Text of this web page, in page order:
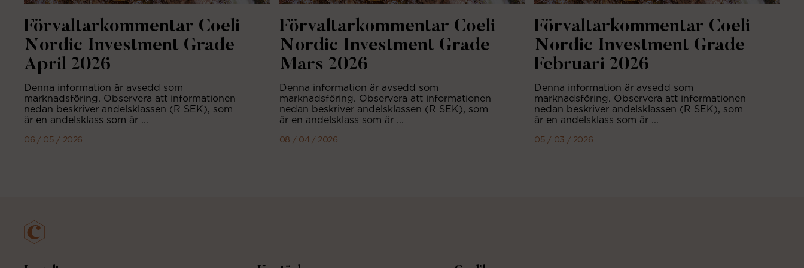
Förvaltarkommentar Coeli
Nordic Investment Grade
April 2026
Denna information är avsedd som
marknadsföring. Observera att informationen
nedan beskriver andelsklassen (R SEK), som
är en andelsklass som är ...
06 / 05 / 2026
Förvaltarkommentar Coeli
Nordic Investment Grade
Mars 2026
Denna information är avsedd som
marknadsföring. Observera att informationen
nedan beskriver andelsklassen (R SEK), som
är en andelsklass som är ...
08 / 04 / 2026
Förvaltarkommentar Coeli
Nordic Investment Grade
Februari 2026
Denna information är avsedd som
marknadsföring. Observera att informationen
nedan beskriver andelsklassen (R SEK), som
är en andelsklass som är ...
05 / 03 / 2026